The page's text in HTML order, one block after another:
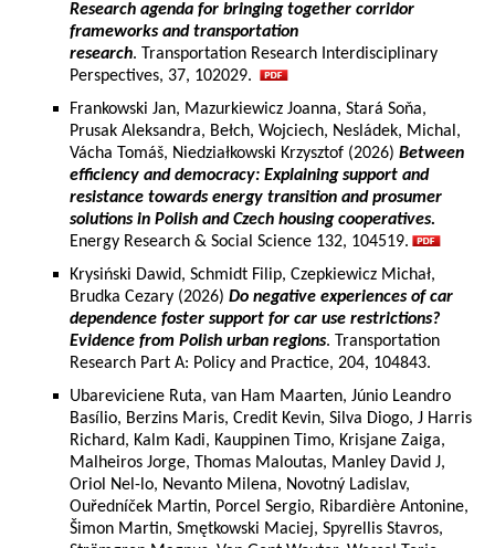
Research agenda for bringing together corridor
frameworks and transportation
research. Transportation Research Interdisciplinary
Perspectives, 37, 102029.
Frankowski Jan, Mazurkiewicz Joanna, Stará Soňa,
Prusak Aleksandra, Bełch, Wojciech, Nesládek, Michal,
Vácha Tomáš, Niedziałkowski Krzysztof (2026) Between
efficiency and democracy: Explaining support and
resistance towards energy transition and prosumer
solutions in Polish and Czech housing cooperatives.
Energy Research & Social Science 132, 104519.
Krysiński Dawid, Schmidt Filip, Czepkiewicz Michał,
Brudka Cezary (2026) Do negative experiences of car
dependence foster support for car use restrictions?
Evidence from Polish urban regions. Transportation
Research Part A: Policy and Practice, 204, 104843.
Ubareviciene Ruta, van Ham Maarten, Júnio Leandro
Basílio, Berzins Maris, Credit Kevin, Silva Diogo, J Harris
Richard, Kalm Kadi, Kauppinen Timo, Krisjane Zaiga,
Malheiros Jorge, Thomas Maloutas, Manley David J,
Oriol Nel-lo, Nevanto Milena, Novotný Ladislav,
Ouředníček Martin, Porcel Sergio, Ribardière Antonine,
Šimon Martin, Smętkowski Maciej, Spyrellis Stavros,